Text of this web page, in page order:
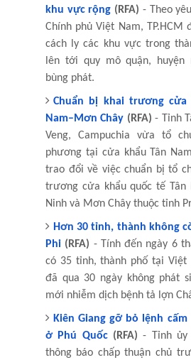
khu vực rộng (RFA) - Theo
Chính phủ Việt Nam, TP.HCM
cách ly các khu vực trong
lên tới quy mô quận, huyện
bùng phát.
Chuẩn bị khai trương cửa
Nam–Mơn Chây (RFA) - Tỉnh
Veng, Campuchia vừa tổ
phương tại cửa khẩu Tân
trao đổi về việc chuẩn bị tổ
trương cửa khẩu quốc tế Tân
Ninh và Mơn Chây thuộc tỉnh
Hơn 30 tỉnh, thành không
Phi(RFA) - Tính đến ngày 6
có 35 tỉnh, thành phố tại Việt
đã qua 30 ngày không phát
mới nhiễm dịch bệnh tả lợn
Kiên Giang gỡ bỏ lệnh
ở Phú Quốc(RFA) - Tỉnh ủy
thông báo chấp thuận chủ